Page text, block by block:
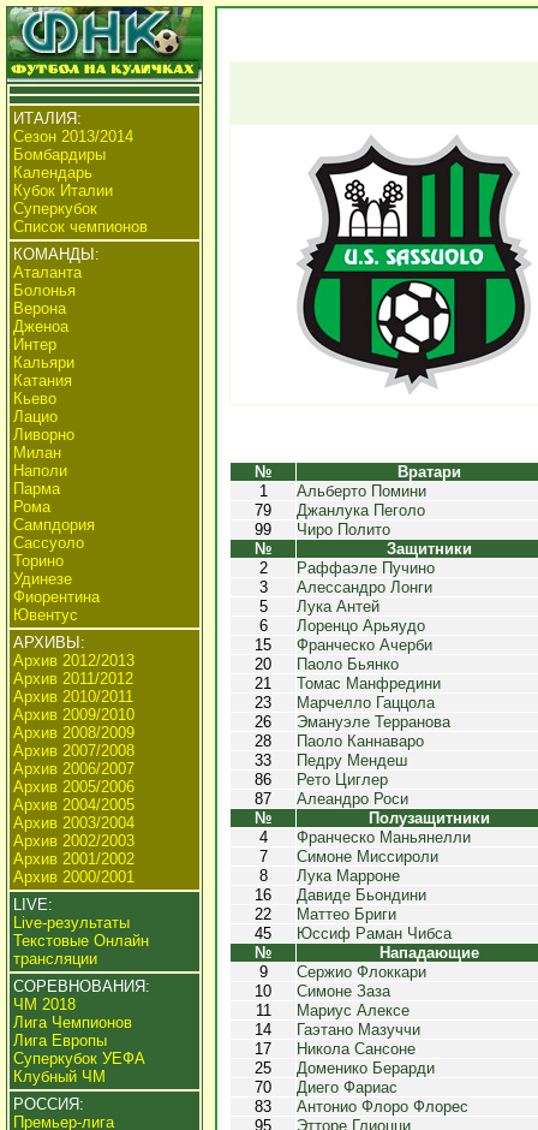
ИТАЛИЯ:
Сезон 2013/2014
Бомбардиры
Календарь
Кубок Италии
Суперкубок
Список чемпионов
КОМАНДЫ:
Аталанта
Болонья
Верона
Дженоа
Интер
Кальяри
Катания
Кьево
Лацио
Ливорно
Милан
Наполи
Парма
Рома
Сампдория
Сассуоло
Торино
Удинезе
Фиорентина
Ювентус
АРХИВЫ:
Архив 2012/2013
Архив 2011/2012
Архив 2010/2011
Архив 2009/2010
Архив 2008/2009
Архив 2007/2008
Архив 2006/2007
Архив 2005/2006
Архив 2004/2005
Архив 2003/2004
Архив 2002/2003
Архив 2001/2002
Архив 2000/2001
LIVE:
Live-результаты
Текстовые Онлайн
трансляции
СОРЕВНОВАНИЯ:
ЧМ 2018
Лига Чемпионов
Лига Европы
Суперкубок УЕФА
Клубный ЧМ
РОССИЯ:
Премьер-лига
№
Вратари
1
Альберто Помини
79
Джанлука Пеголо
99
Чиро Полито
№
Защитники
2
Раффаэле Пучино
3
Алессандро Лонги
5
Лука Антей
6
Лоренцо Арьяудо
15
Франческо Ачерби
20
Паоло Бьянко
21
Томас Манфредини
23
Марчелло Гаццола
26
Эмануэле Терранова
28
Паоло Каннаваро
33
Педру Мендеш
86
Рето Циглер
87
Алеандро Роси
№
Полузащитники
4
Франческо Маньянелли
7
Симоне Миссироли
8
Лука Марроне
16
Давиде Бьондини
22
Маттео Бриги
45
Юссиф Раман Чибса
№
Нападающие
9
Сержио Флоккари
10
Симоне Заза
11
Мариус Алексе
14
Гаэтано Мазуччи
17
Никола Сансоне
25
Доменико Берарди
70
Диего Фариас
83
Антонио Флоро Флорес
95
Этторе Глиоцци